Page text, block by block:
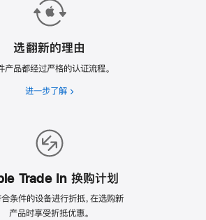
选翻新的理由
产品都经过严格的认证流程。
进一步了解 选
Trade In 换购计划
条件的设备进行折抵，在选购新
产品时享受折抵优惠。